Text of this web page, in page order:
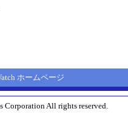
ホームページ
Corporation All rights reserved.